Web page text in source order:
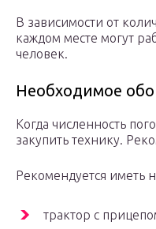
В зависимости от
каждом месте могут
человек.
Необходимое
Когда численность
закупить технику.
Рекомендуется иметь
трактор с